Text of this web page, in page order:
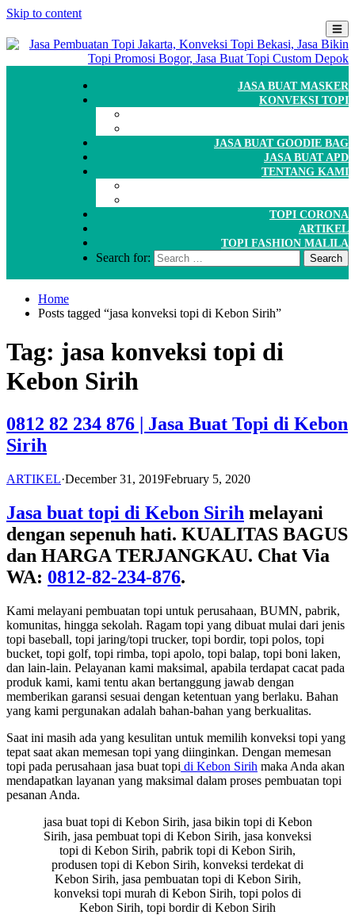
Skip to content
JASA BUAT MASKER
KONVEKSI TOPI
JASA BUAT GOODIE BAG
JASA BUAT APD
TENTANG KAMI
TOPI CORONA
ARTIKEL
TOPI FASHION MALILA
Search for:
Home
Posts tagged “jasa konveksi topi di Kebon Sirih”
Tag: jasa konveksi topi di
Kebon Sirih
0812 82 234 876 | Jasa Buat Topi di Kebon
Sirih
ARTIKEL·December 31, 2019February 5, 2020
Jasa buat topi di Kebon Sirih melayani
dengan sepenuh hati. KUALITAS BAGUS
dan HARGA TERJANGKAU. Chat Via
WA: 0812-82-234-876.
Kami melayani pembuatan topi untuk perusahaan, BUMN, pabrik,
komunitas, hingga sekolah. Ragam topi yang dibuat mulai dari jenis
topi baseball, topi jaring/topi trucker, topi bordir, topi polos, topi
bucket, topi golf, topi rimba, topi apolo, topi balap, topi boni laken,
dan lain-lain. Pelayanan kami maksimal, apabila terdapat cacat pada
produk kami, kami tentu akan bertanggung jawab dengan
memberikan garansi sesuai dengan ketentuan yang berlaku. Bahan
yang kami pergunakan adalah bahan-bahan yang berkualitas.
Saat ini masih ada yang kesulitan untuk memilih konveksi topi yang
tepat saat akan memesan topi yang diinginkan. Dengan memesan
topi pada perusahaan jasa buat topi di Kebon Sirih maka Anda akan
mendapatkan layanan yang maksimal dalam proses pembuatan topi
pesanan Anda.
jasa buat topi di Kebon Sirih, jasa bikin topi di Kebon
Sirih, jasa pembuat topi di Kebon Sirih, jasa konveksi
topi di Kebon Sirih, pabrik topi di Kebon Sirih,
produsen topi di Kebon Sirih, konveksi terdekat di
Kebon Sirih, jasa pembuatan topi di Kebon Sirih,
konveksi topi murah di Kebon Sirih, topi polos di
Kebon Sirih, topi bordir di Kebon Sirih